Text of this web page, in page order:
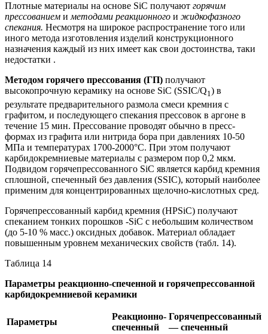
Плотные материалы на основе SiC получают горячим
прессованием и методами реакционного и жидкофазного
спекания. Несмотря на широкое распространение того или
иного метода изготовления изделий конструкционного
назначения каждый из них имеет как свои достоинства, таки
недостатки .
Методом горячего прессования (ГП) получают
высокопрочную керамику на основе SiC (SSIC/Q1) в
результате предварительного размола смеси кремния с
графитом, и последующего спекания прессовок в аргоне в
течение 15 мин. Прессование проводят обычно в пресс-
формах из графита или нитрида бора при давлениях 10-50
МПа и температурах 1700-2000°С. При этом получают
карбидокремниевые материалы с размером пор 0,2 мкм.
Подвидом горячепрессованного SiC является карбид кремния
сплошной, спеченный без давления (SSIC), который наиболее
применим для концентрированных щелочно-кислотных сред.
Горячепрессованный карбид кремния (HPSiC) получают
спеканием тонких порошков -SiC с небольшим количеством
(до 5-10 % масс.) оксидных добавок. Материал обладает
повышенным уровнем механических свойств (табл. 14).
Таблица 14
Параметры реакционно-спеченной и горячепрессованной
карбидокремниевой керамики
Параметры
Реакционно-
спеченный
Горячепрессованный
— спеченный